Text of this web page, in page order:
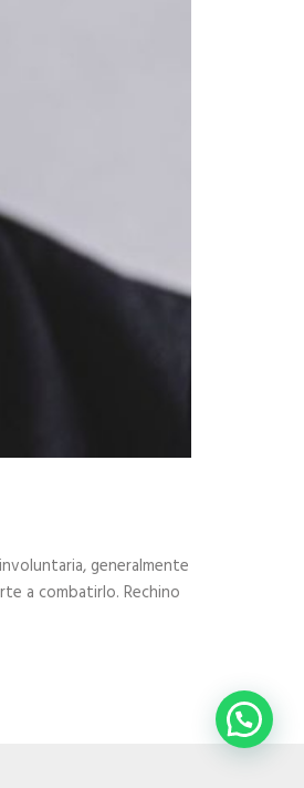
generalmente
a combatirlo. Rechino